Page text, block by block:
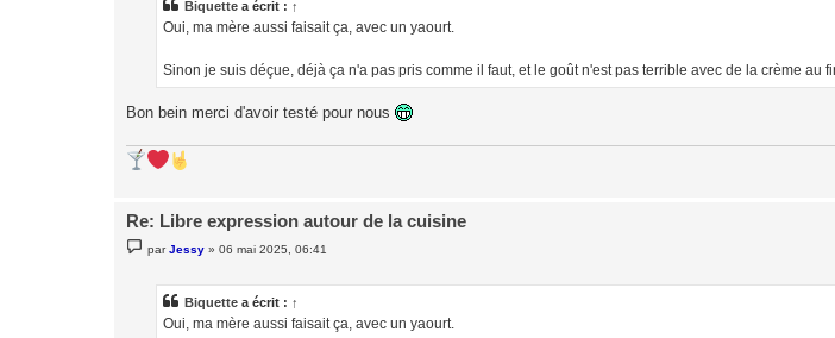
Biquette a écrit : ↑
Oui, ma mère aussi faisait ça, avec un yaourt.
Sinon je suis déçue, déjà ça n'a pas pris comme il faut, et le goût n'est pas terrible avec de la crème au
Bon bein merci d'avoir testé pour nous
Re: Libre expression autour de la cuisine
e
parJessy »06 mai 2025, 06:41
Biquette a écrit : ↑
Oui, ma mère aussi faisait ça, avec un yaourt.